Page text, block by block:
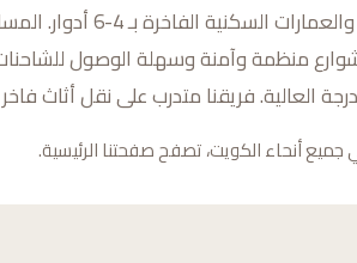
إشبيليا تشتهر بفللها
منظمة وآمنة وسهلة الوصول للشاحنات.
العالية. فريقنا متدرب على نقل أثاث
جميع أنحاء الكويت، تصفح صفحتنا الرئيسية.